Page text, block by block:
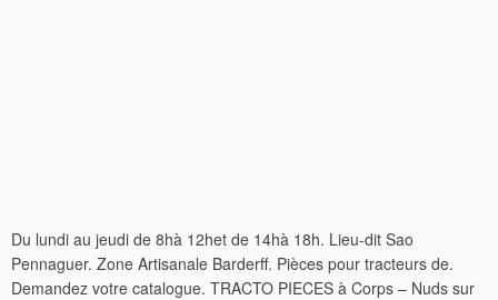
Du lundi au jeudi de 8hà 12het de 14hà 18h. Lieu-dit Sao
Pennaguer. Zone Artisanale Barderff. Pièces pour tracteurs de.
Demandez votre catalogue. TRACTO PIECES à Corps – Nuds sur